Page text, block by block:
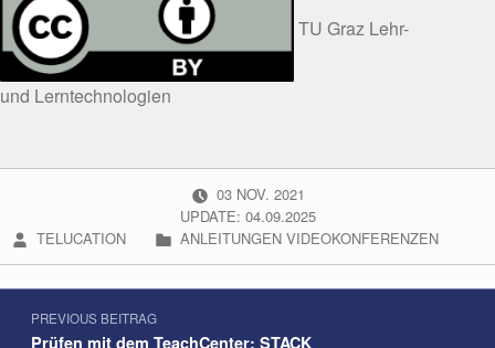
TU Graz Lehr-
und Lerntechnologien
POSTED ON:
03 NOV. 2021
UPDATE: 04.09.2025
WRITTEN BY:
TELUCATION CATEGORIZED IN:
ANLEITUNGEN VIDEOKONFERENZEN
Skip back to navigation
Beitragsnavigation
PREVIOUS BEITRAG
Prüfen mit dem TeachCenter: STACK